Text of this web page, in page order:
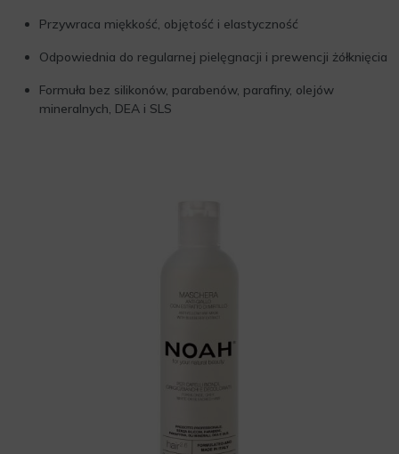
Przywraca miękkość, objętość i elastyczność
Odpowiednia do regularnej pielęgnacji i prewencji żółknięcia
Formuła bez silikonów, parabenów, parafiny, olejów
mineralnych, DEA i SLS